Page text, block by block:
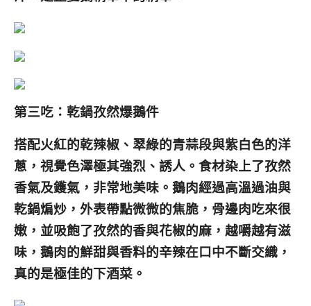
第三吃：乾鍋孜然爆鵝件
搭配火紅的乾辣椒、翠綠的青蒜段與紫白色的洋
蔥，視覺色澤極其強烈、誘人。食材染上了孜然
香氣及鑊氣，非常地美味。鵝肉經過高溫過油與
乾鍋煸炒，外表帶點微微的焦脆，骨邊肉吃來很
嫩，並吸飽了孜然的香與花椒的麻，越嚼越有滋
味，鵝肉的鮮甜與香料的辛辣在口中不斷交織，
真的是極佳的下酒菜。